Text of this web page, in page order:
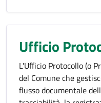
Ufficio
L'Ufficio Protocollo (o
del Comune che
flusso documentale